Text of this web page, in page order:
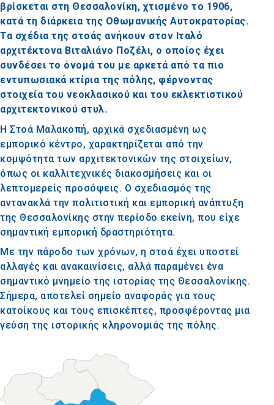
βρίσκεται στη Θεσσαλονίκη, χτισμένο το 1906,
κατά τη διάρκεια της Οθωμανικής Αυτοκρατορίας.
Τα σχέδια της στοάς ανήκουν στον Ιταλό
αρχιτέκτονα Βιταλιάνο Ποζέλι, ο οποίος έχει
συνδέσει το όνομά του με αρκετά από τα πιο
εντυπωσιακά κτίρια της πόλης, φέρνοντας
στοιχεία του νεοκλασικού και του εκλεκτιστικού
αρχιτεκτονικού στυλ.
Η Στοά Μαλακοπή, αρχικά σχεδιασμένη ως
εμπορικό κέντρο, χαρακτηρίζεται από την
κομψότητα των αρχιτεκτονικών της στοιχείων,
όπως οι καλλιτεχνικές διακοσμήσεις και οι
λεπτομερείς προσόψεις. Ο σχεδιασμός της
αντανακλά την πολιτιστική και εμπορική ανάπτυξη
της Θεσσαλονίκης στην περίοδο εκείνη, που είχε
σημαντική εμπορική δραστηριότητα.
Με την πάροδο των χρόνων, η στοά έχει υποστεί
αλλαγές και ανακαινίσεις, αλλά παραμένει ένα
σημαντικό μνημείο της ιστορίας της Θεσσαλονίκης.
Σήμερα, αποτελεί σημείο αναφοράς για τους
κατοίκους και τους επισκέπτες, προσφέροντας μια
γεύση της ιστορικής κληρονομιάς της πόλης.